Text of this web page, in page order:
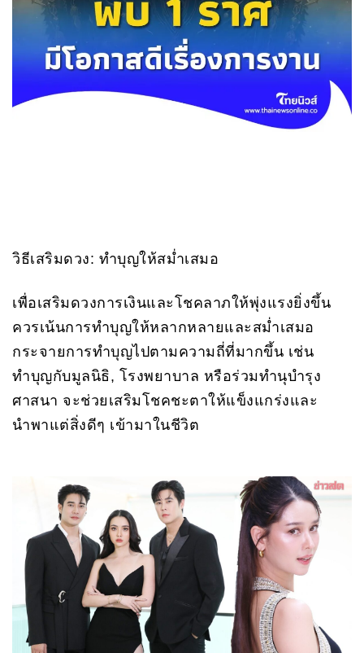
วิธีเสริมดวง: ทำบุญให้สม่ำเสมอ
เพื่อเสริมดวงการเงินและโชคลาภให้พุ่งแรงยิ่งขึ้น
ควรเน้นการทำบุญให้หลากหลายและสม่ำเสมอ
กระจายการทำบุญไปตามความถี่ที่มากขึ้น เช่น
ทำบุญกับมูลนิธิ, โรงพยาบาล หรือร่วมทำนุบำรุง
ศาสนา จะช่วยเสริมโชคชะตาให้แข็งแกร่งและ
นำพาแต่สิ่งดีๆ เข้ามาในชีวิต